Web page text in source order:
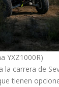
YXZ1000R)
la carrera de
tienen